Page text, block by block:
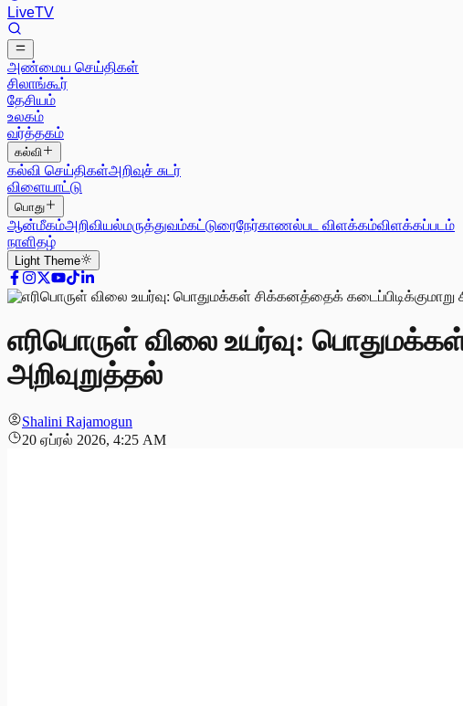
LiveTV
அண்மைய செய்திகள்
சிலாங்கூர்
தேசியம்
உலகம்
வர்த்தகம்
கல்வி
கல்வி செய்திகள்அறிவுச் சுடர்
விளையாட்டு
பொது
ஆன்மீகம்அறிவியல்மருத்துவம்கட்டுரைநேர்காணல்பட விளக்கம்விளக்கப்படம்
நாளிதழ்
Light Theme
எரிபொருள் விலை உயர்வு:
அறிவுறுத்தல்
Shalini Rajamogun
20 ஏப்ரல் 2026, 4:25 AM